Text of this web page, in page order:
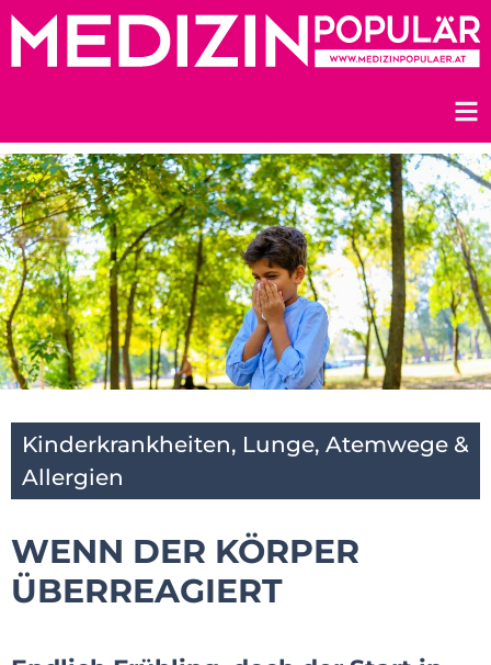
Zum
Inhalt
Kinderkrankheiten, Lunge, Atemwege &
Allergien
WENN DER KÖRPER
ÜBERREAGIERT